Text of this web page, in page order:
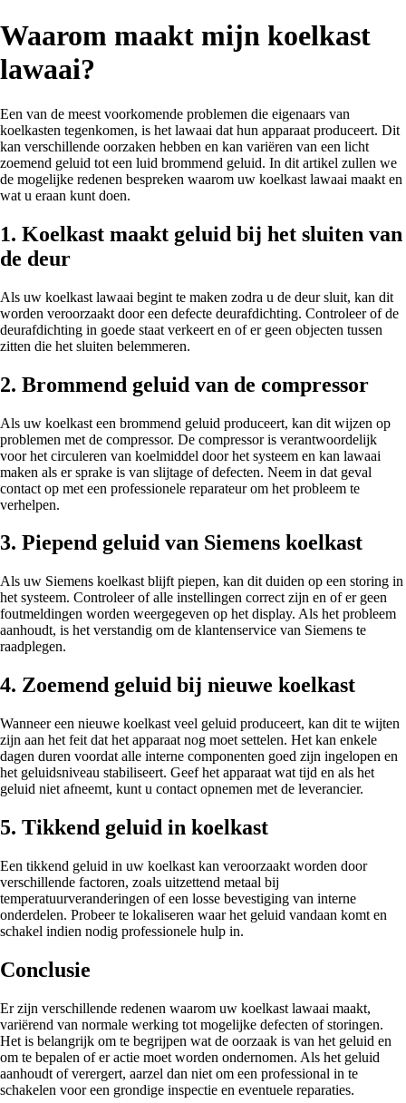
Waarom maakt mijn koelkast
lawaai?
Een van de meest voorkomende problemen die eigenaars van
koelkasten tegenkomen, is het lawaai dat hun apparaat produceert. Dit
kan verschillende oorzaken hebben en kan variëren van een licht
zoemend geluid tot een luid brommend geluid. In dit artikel zullen we
de mogelijke redenen bespreken waarom uw koelkast lawaai maakt en
wat u eraan kunt doen.
1. Koelkast maakt geluid bij het sluiten van
de deur
Als uw koelkast lawaai begint te maken zodra u de deur sluit, kan dit
worden veroorzaakt door een defecte deurafdichting. Controleer of de
deurafdichting in goede staat verkeert en of er geen objecten tussen
zitten die het sluiten belemmeren.
2. Brommend geluid van de compressor
Als uw koelkast een brommend geluid produceert, kan dit wijzen op
problemen met de compressor. De compressor is verantwoordelijk
voor het circuleren van koelmiddel door het systeem en kan lawaai
maken als er sprake is van slijtage of defecten. Neem in dat geval
contact op met een professionele reparateur om het probleem te
verhelpen.
3. Piepend geluid van Siemens koelkast
Als uw Siemens koelkast blijft piepen, kan dit duiden op een storing in
het systeem. Controleer of alle instellingen correct zijn en of er geen
foutmeldingen worden weergegeven op het display. Als het probleem
aanhoudt, is het verstandig om de klantenservice van Siemens te
raadplegen.
4. Zoemend geluid bij nieuwe koelkast
Wanneer een nieuwe koelkast veel geluid produceert, kan dit te wijten
zijn aan het feit dat het apparaat nog moet settelen. Het kan enkele
dagen duren voordat alle interne componenten goed zijn ingelopen en
het geluidsniveau stabiliseert. Geef het apparaat wat tijd en als het
geluid niet afneemt, kunt u contact opnemen met de leverancier.
5. Tikkend geluid in koelkast
Een tikkend geluid in uw koelkast kan veroorzaakt worden door
verschillende factoren, zoals uitzettend metaal bij
temperatuurveranderingen of een losse bevestiging van interne
onderdelen. Probeer te lokaliseren waar het geluid vandaan komt en
schakel indien nodig professionele hulp in.
Conclusie
Er zijn verschillende redenen waarom uw koelkast lawaai maakt,
variërend van normale werking tot mogelijke defecten of storingen.
Het is belangrijk om te begrijpen wat de oorzaak is van het geluid en
om te bepalen of er actie moet worden ondernomen. Als het geluid
aanhoudt of verergert, aarzel dan niet om een professional in te
schakelen voor een grondige inspectie en eventuele reparaties.